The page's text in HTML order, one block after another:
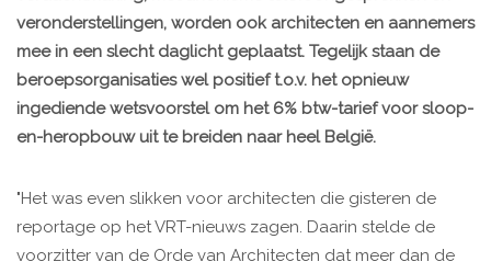
veronderstellingen, worden ook architecten en aannemers
mee in een slecht daglicht geplaatst. Tegelijk staan de
beroepsorganisaties wel positief t.o.v. het opnieuw
ingediende wetsvoorstel om het 6% btw-tarief voor sloop-
en-heropbouw uit te breiden naar heel België.
"Het was even slikken voor architecten die gisteren de
reportage op het VRT-nieuws zagen. Daarin stelde de
voorzitter van de Orde van Architecten dat meer dan de